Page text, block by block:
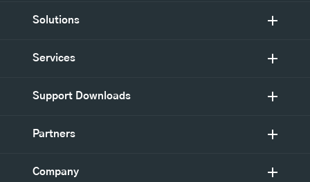
Solutions
Services
Support Downloads
Partners
Company